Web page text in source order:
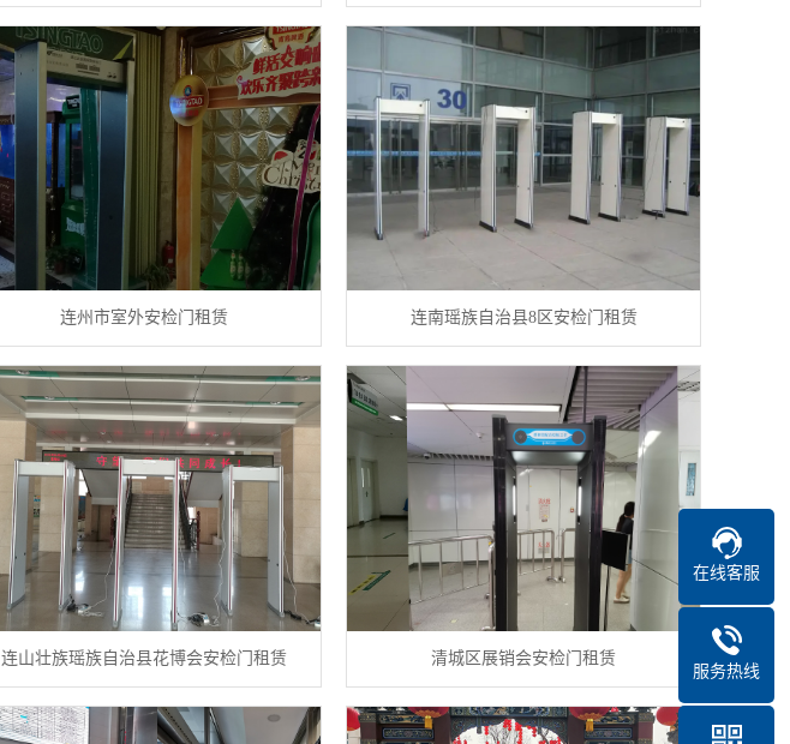
连州市室外安检门租赁 连南瑶族自治县8区安检门租赁
连山壮族瑶族自治县花博会安检门租赁 清城区展销会安检门租赁
在线客服
服务热线